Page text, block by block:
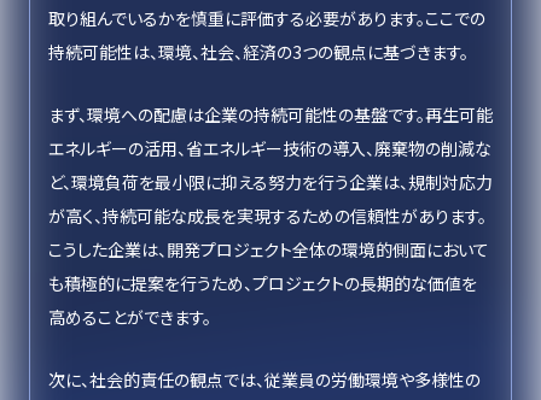
取り組んでいるかを慎重に評価する必要があります。ここでの
持続可能性は、環境、社会、経済の3つの観点に基づきます。
まず、環境への配慮は企業の持続可能性の基盤です。再生可能
エネルギーの活用、省エネルギー技術の導入、廃棄物の削減な
ど、環境負荷を最小限に抑える努力を行う企業は、規制対応力
が高く、持続可能な成長を実現するための信頼性があります。
こうした企業は、開発プロジェクト全体の環境的側面において
も積極的に提案を行うため、プロジェクトの長期的な価値を
高めることができます。
次に、社会的責任の観点では、従業員の労働環境や多様性の